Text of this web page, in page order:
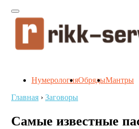
НумерологияОбрядыМантры
Главная › Заговоры
Самые известные